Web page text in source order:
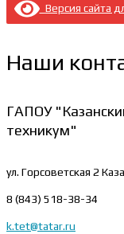
Версия сайта
Наши
ГАПОУ
техникум"
ул. Горсоветская 2
8 (843) 518-38-34
k.tet@tatar.ru